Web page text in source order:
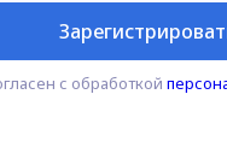
с обработкой